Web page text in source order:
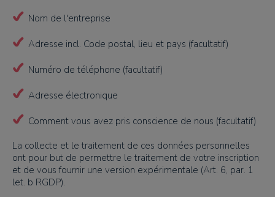
Nom de l'entreprise
Adresse incl. Code postal, lieu et pays (facultatif)
Numéro de téléphone (facultatif)
Adresse électronique
Comment vous avez pris conscience de nous (facultatif)
La collecte et le traitement de ces données personnelles
ont pour but de permettre le traitement de votre inscription
et de vous fournir une version expérimentale (Art. 6, par. 1
let. b RGDP).